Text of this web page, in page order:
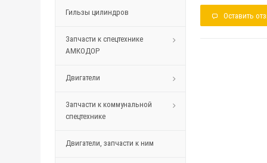
Гильзы цилиндров
Запчасти к спецтехнике
АМКОДОР
Двигатели
Запчасти к коммунальной
спецтехнике
Двигатели, запчасти к ним
Оставить